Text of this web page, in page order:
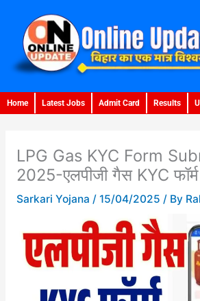
content
Home Latest Jobs Admit Card Results
LPG Gas KYC Form
2025-एलपीजी गैस KYC
Sarkari Yojana / 15/04/2025 / By